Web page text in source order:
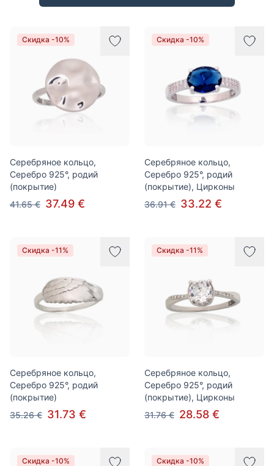
Скидка -10%
Серебряное кольцо,
Серебро 925°, родий
(покрытие)
41.65 € 37.49 €
Скидка -10%
Серебряное кольцо,
Серебро 925°, родий
(покрытие), Цирконы
36.91 € 33.22 €
Скидка -11%
Серебряное кольцо,
Серебро 925°, родий
(покрытие)
35.26 € 31.73 €
Скидка -11%
Серебряное кольцо,
Серебро 925°, родий
(покрытие), Цирконы
31.76 € 28.58 €
Скидка -10% Скидка -10%